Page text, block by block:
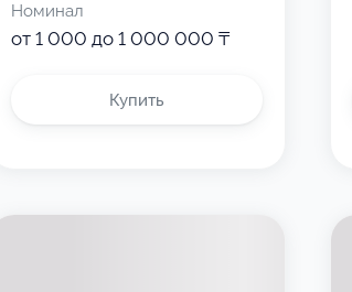
Номинал
от 1 000 до 1 000 000 ₸
Купить